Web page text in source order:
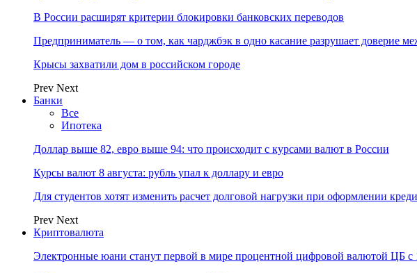
В России расширят критерии блокировки банковских переводов
Предприниматель — о том, как чарджбэк в одно касание разрушает доверие
Крысы захватили дом в российском городе
Prev Next
Банки
Все
Ипотека
Доллар выше 82, евро выше 94: что происходит с курсами валют в России
Курсы валют 8 августа: рубль упал к доллару и евро
Для студентов хотят изменить расчет долговой нагрузки при оформлении
Prev Next
Криптовалюта
Электронные юани станут первой в мире процентной цифровой валютой ЦБ с